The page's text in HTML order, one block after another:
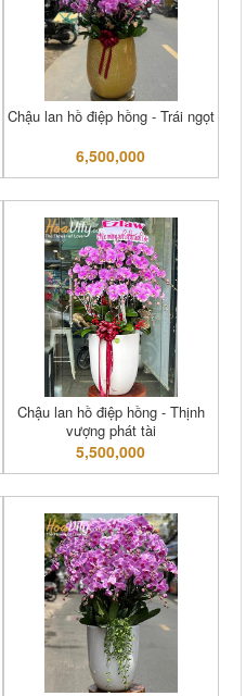
Chậu lan hồ điệp hồng - Trái ngọt
6,500,000
Chậu lan hồ điệp hồng - Thịnh
vượng phát tài
5,500,000